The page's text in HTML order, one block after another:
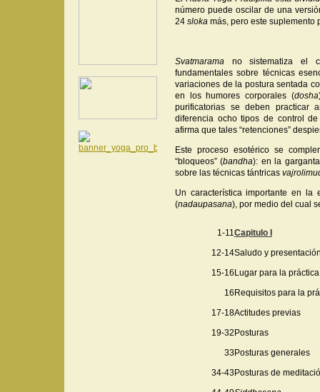
número puede oscilar de una
24 sloka más, pero este suplemento
Svatmarama no sistematiza el
fundamentales sobre técnicas
variaciones de la postura sentada
en los humores corporales (dosha
purificatorias se deben practicar
diferencia ocho tipos de control
afirma que tales “retenciones”
Este proceso esotérico se
“bloqueos” (bandha): en la
sobre las técnicas tántricas
Un característica importante en la
(nadaupasana), por medio del cual
1-11
12-14
15-16
16
17-18
19-32
33
34-43
Capitulo I
Saludo y
Lugar para la práctica
Requisitos para la
Actitudes previas
Posturas
Posturas generales
Posturas de